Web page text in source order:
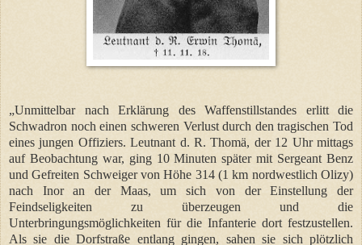
„Unmittelbar nach Erklärung des Waffenstillstandes erlitt die
Schwadron noch einen schweren Verlust durch den tragischen Tod
eines jungen Offiziers. Leutnant d. R. Thomä, der 12 Uhr mittags
auf Beobachtung war, ging 10 Minuten später mit Sergeant Benz
und Gefreiten Schweiger von Höhe 314 (1 km nordwestlich Olizy)
nach Inor an der Maas, um sich von der Einstellung der
Feindseligkeiten zu überzeugen und die
Unterbringungsmöglichkeiten für die Infanterie dort festzustellen.
Als sie die Dorfstraße entlang gingen, sahen sie sich plötzlich